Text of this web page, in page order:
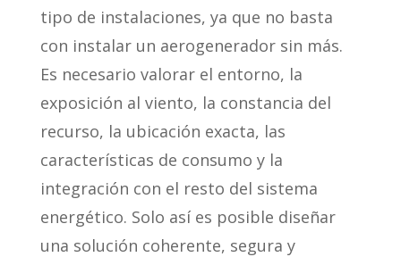
tipo de instalaciones, ya que no basta
con instalar un aerogenerador sin más.
Es necesario valorar el entorno, la
exposición al viento, la constancia del
recurso, la ubicación exacta, las
características de consumo y la
integración con el resto del sistema
energético. Solo así es posible diseñar
una solución coherente, segura y